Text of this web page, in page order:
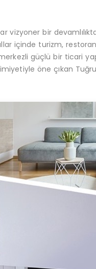
vizyoner bir
içinde turizm,
güçlü bir ticari
öne çıkan